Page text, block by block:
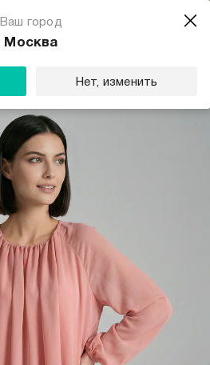
Ваш город
Москва
Нет, изменить
для тебя